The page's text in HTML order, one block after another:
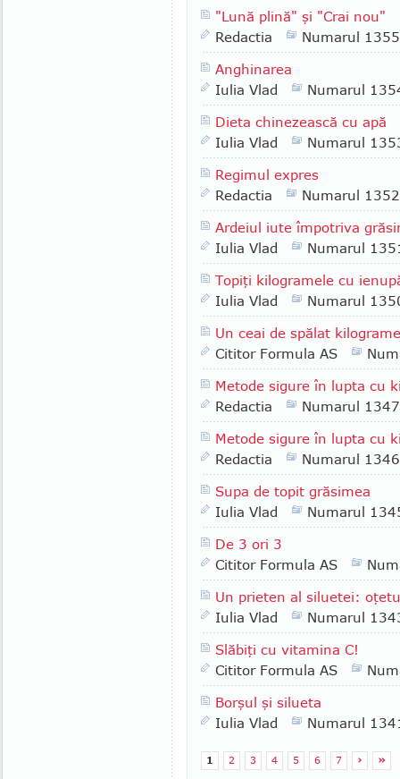
"Lună plină" şi "Crai nou"
Redactia
Numarul 1355
Anghinarea
Iulia Vlad
Numarul
Dieta chinezească cu apă
Iulia Vlad
Numarul
Regimul expres
Redactia
Numarul 1352
Ardeiul iute împotriva
Iulia Vlad
Numarul
Topiţi kilogramele cu
Iulia Vlad
Numarul
Un ceai de spălat
Cititor Formula AS
Metode sigure în lupta cu
Redactia
Numarul 1347
Metode sigure în lupta cu
Redactia
Numarul 1346
Supa de topit grăsimea
Iulia Vlad
Numarul
De 3 ori 3
Cititor Formula AS
Un prieten al siluetei:
Iulia Vlad
Numarul
Slăbiţi cu vitamina C!
Cititor Formula AS
Borşul şi silueta
Iulia Vlad
Numarul
1 2 3 4 5 6 7 › »